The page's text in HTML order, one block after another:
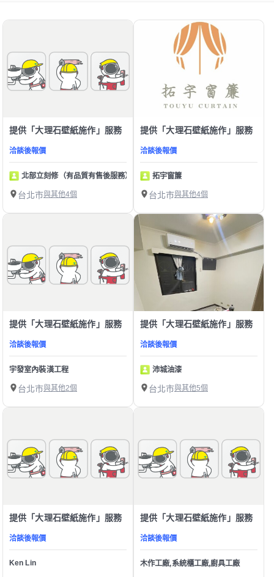
提供「大理石壁紙施作」服務
洽談後報價
北部立刻修（有品質有售後服務）
台北市與其他4個
提供「大理石壁紙施作」服務
洽談後報價
拓宇窗簾
台北市與其他4個
提供「大理石壁紙施作」服務
洽談後報價
宇發室內裝潢工程
台北市與其他2個
提供「大理石壁紙施作」服務
洽談後報價
沛城油漆
台北市與其他5個
提供「大理石壁紙施作」服務
洽談後報價
Ken Lin
提供「大理石壁紙施作」服務
洽談後報價
木作工廠,系統櫃工廠,廚具工廠